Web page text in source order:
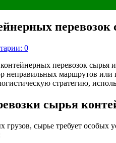
0
перевозок сырья
неправильных маршрутов
стратегию,
сырья
грузов, сырье требует